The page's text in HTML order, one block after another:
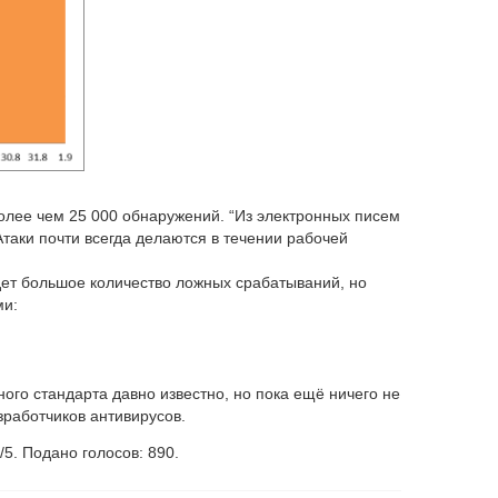
чем 25 000 обнаружений. “Из электронных писем
почти всегда делаются в течении рабочей
большое количество ложных срабатываний, но
стандарта давно известно, но пока ещё ничего не
антивирусов.
/5. Подано голосов: 890.